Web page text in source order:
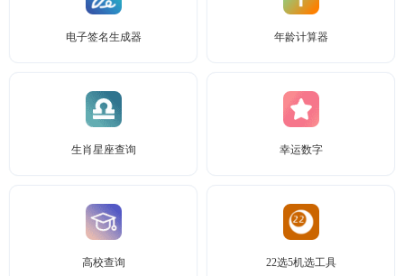
电子签名生成器 年龄计算器
生肖星座查询 幸运数字
高校查询 22选5机选工具